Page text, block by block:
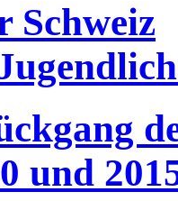
Schweiz
und